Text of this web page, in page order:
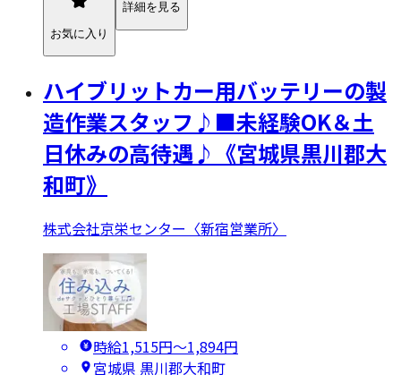
お気に入り
詳細を見る
ハイブリットカー用バッテリーの製
造作業スタッフ♪■未経験OK＆土
日休みの高待遇♪《宮城県黒川郡大
和町》
株式会社京栄センター〈新宿営業所〉
時給1,515円〜1,894円
宮城県 黒川郡大和町